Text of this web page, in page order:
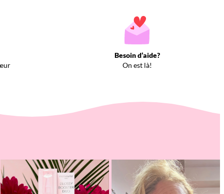
Besoin d’aide?
On est là!